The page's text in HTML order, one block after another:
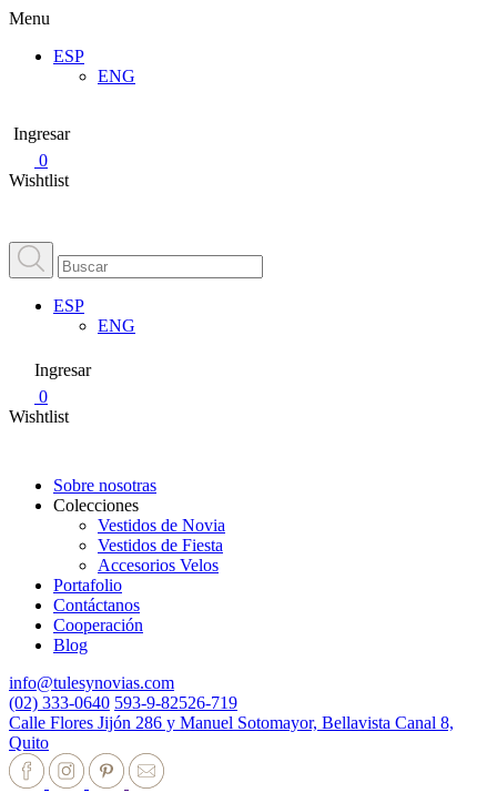
Menu
ESP
ENG
Ingresar
0
Wishtlist
ESP
ENG
Ingresar
0
Wishtlist
Sobre nosotras
Colecciones
Vestidos de Novia
Vestidos de Fiesta
Accesorios Velos
Portafolio
Contáctanos
Cooperación
Blog
info@tulesynovias.com
(02) 333-0640 593-9-82526-719
Calle Flores Jijón 286 y Manuel Sotomayor, Bellavista Canal 8,
Quito